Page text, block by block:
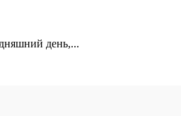
день,...